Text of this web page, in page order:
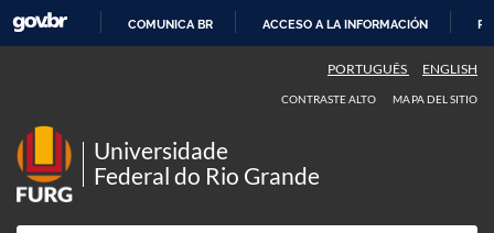
CONTENIDO
COMUNICA BR ACCESO A LA INFORMACIÓN
PORTUGUÊS ENGLISH
CONTRASTE ALTO MAPA DEL SITIO
Universidade
Federal do Rio Grande